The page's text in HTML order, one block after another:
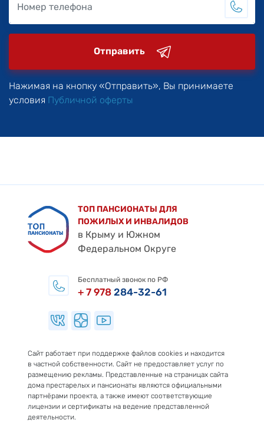
Отправить
Нажимая на кнопку «Отправить», Вы принимаете
условия Публичной оферты
ТОП ПАНСИОНАТЫ ДЛЯ
ПОЖИЛЫХ И ИНВАЛИДОВ
в Крыму и Южном
Федеральном Округе
Бесплатный звонок по РФ
+ 7 978284-32-61
Сайт работает при поддержке файлов cookies и находится
в частной собственности. Сайт не предоставляет услуг по
размещению рекламы. Представленные на страницах сайта
дома престарелых и пансионаты являются официальными
партнёрами проекта, а также имеют соответствующие
лицензии и сертификаты на ведение представленной
деятельности.